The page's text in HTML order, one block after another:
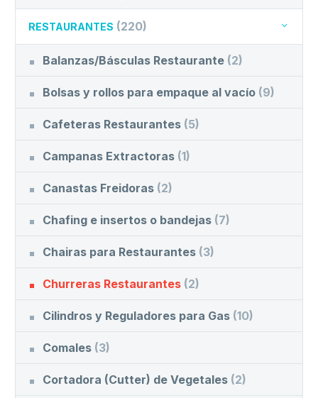
RESTAURANTES (220)
Balanzas/Básculas Restaurante (2)
Bolsas y rollos para empaque al vacío (9)
Cafeteras Restaurantes (5)
Campanas Extractoras (1)
Canastas Freidoras (2)
Chafing e insertos o bandejas (7)
Chairas para Restaurantes (3)
Churreras Restaurantes (2)
Cilindros y Reguladores para Gas (10)
Comales (3)
Cortadora (Cutter) de Vegetales (2)